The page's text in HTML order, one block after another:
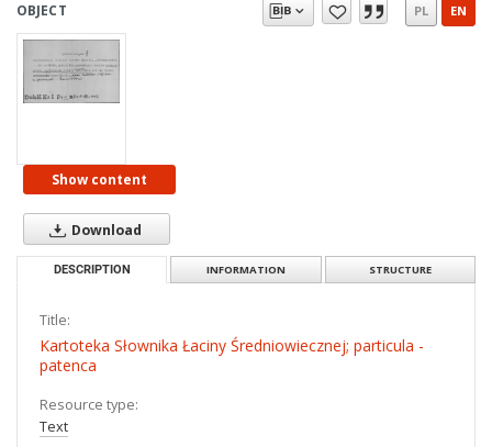
OBJECT PL EN
Show content
Download
DESCRIPTION INFORMATION STRUCTURE
Title:
Kartoteka Słownika Łaciny Średniowiecznej; particula -
patenca
Resource type:
Text